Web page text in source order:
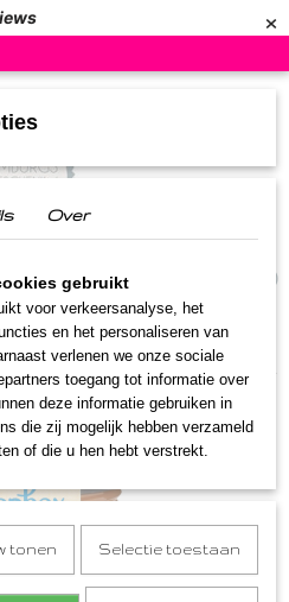
×
(0)
Jam > 0% JAM Abrikozen
Over
gebruikt
voor verkeersanalyse, het
en het personaliseren van
verlenen we onze sociale
toegang tot informatie over
deze informatie gebruiken in
die zij mogelijk hebben verzameld
of die u hen hebt verstrekt.
tonen Selectie toestaan